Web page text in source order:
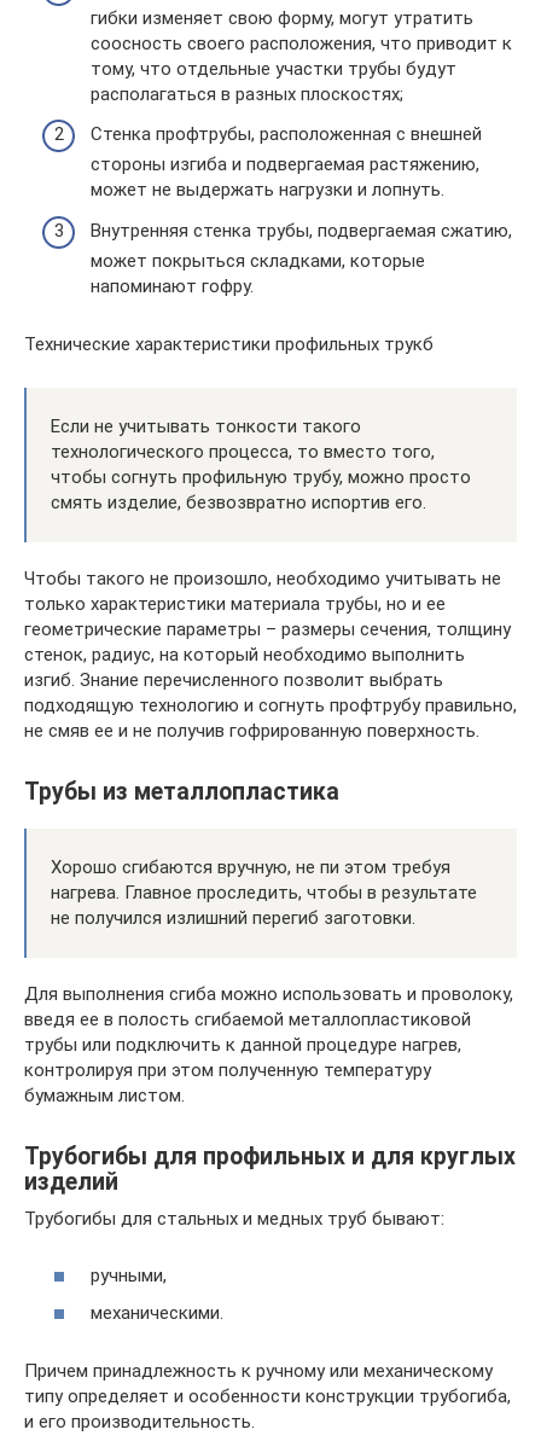
гибки изменяет свою форму, могут утратить
соосность своего расположения, что приводит к
тому, что отдельные участки трубы будут
располагаться в разных плоскостях;
Стенка профтрубы, расположенная с внешней
стороны изгиба и подвергаемая растяжению,
может не выдержать нагрузки и лопнуть.
Внутренняя стенка трубы, подвергаемая сжатию,
может покрыться складками, которые
напоминают гофру.
Технические характеристики профильных трукб
Если не учитывать тонкости такого
технологического процесса, то вместо того,
чтобы согнуть профильную трубу, можно просто
смять изделие, безвозвратно испортив его.
Чтобы такого не произошло, необходимо учитывать не
только характеристики материала трубы, но и ее
геометрические параметры – размеры сечения, толщину
стенок, радиус, на который необходимо выполнить
изгиб. Знание перечисленного позволит выбрать
подходящую технологию и согнуть профтрубу правильно,
не смяв ее и не получив гофрированную поверхность.
Трубы из металлопластика
Хорошо сгибаются вручную, не пи этом требуя
нагрева. Главное проследить, чтобы в результате
не получился излишний перегиб заготовки.
Для выполнения сгиба можно использовать и проволоку,
введя ее в полость сгибаемой металлопластиковой
трубы или подключить к данной процедуре нагрев,
контролируя при этом полученную температуру
бумажным листом.
Трубогибы для профильных и для круглых
изделий
Трубогибы для стальных и медных труб бывают:
ручными,
механическими.
Причем принадлежность к ручному или механическому
типу определяет и особенности конструкции трубогиба,
и его производительность.